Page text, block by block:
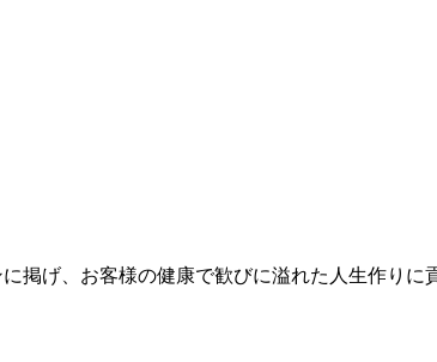
掲げ、お客様の健康で歓びに溢れた人生作り